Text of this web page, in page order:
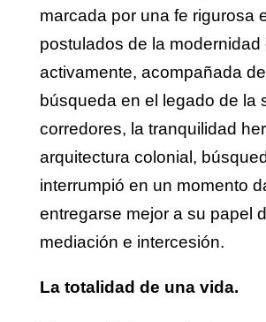
marcada por una fe rigurosa
postulados de la modernidad
activamente, acompañada
búsqueda en el legado de la
corredores, la tranquilidad
arquitectura colonial,
interrumpió en un momento
entregarse mejor a su papel
mediación e intercesión.
La totalidad de una vida.